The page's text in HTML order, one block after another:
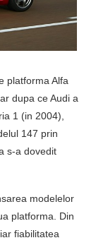
platforma Alfa
dupa ce Audi a
1 (in 2004),
147 prin
s-a dovedit
modelelor
platforma. Din
fiabilitatea